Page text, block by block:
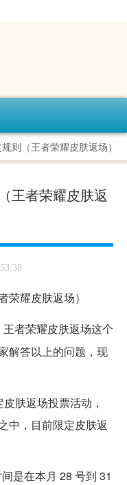
则（王者荣耀皮肤返场）
王者荣耀皮肤返
者荣耀皮肤返场这个
解答以上的问题，现
肤返场投票活动，
中，目前限定皮肤返
是在本月 28 号到 31